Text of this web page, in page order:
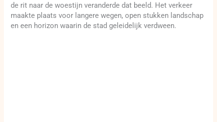
de rit naar de woestijn veranderde dat beeld. Het verkeer
maakte plaats voor langere wegen, open stukken landschap
en een horizon waarin de stad geleidelijk verdween.